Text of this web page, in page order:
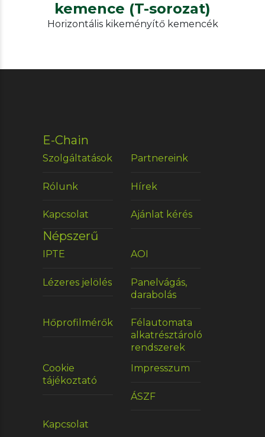
kemence (T-sorozat)
Horizontális kikeményítő kemencék
E-Chain
Szolgáltatások Partnereink
Rólunk Hírek
Kapcsolat Ajánlat kérés
Népszerű
IPTE AOI
Lézeres jelölés
Panelvágás,
darabolás
Hőprofilmérők
Félautomata
alkatrésztároló
rendszerek
Cookie
tájékoztató
Impresszum
ÁSZF
Kapcsolat